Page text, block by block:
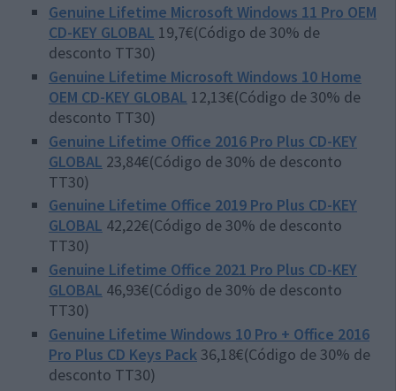
Genuine Lifetime Microsoft Windows 11 Pro OEM
CD-KEY GLOBAL 19,7€(Código de 30% de
desconto TT30)
Genuine Lifetime Microsoft Windows 10 Home
OEM CD-KEY GLOBAL 12,13€(Código de 30% de
desconto TT30)
Genuine Lifetime Office 2016 Pro Plus CD-KEY
GLOBAL 23,84€(Código de 30% de desconto
TT30)
Genuine Lifetime Office 2019 Pro Plus CD-KEY
GLOBAL 42,22€(Código de 30% de desconto
TT30)
Genuine Lifetime Office 2021 Pro Plus CD-KEY
GLOBAL 46,93€(Código de 30% de desconto
TT30)
Genuine Lifetime Windows 10 Pro + Office 2016
Pro Plus CD Keys Pack36,18€(Código de 30% de
desconto TT30)